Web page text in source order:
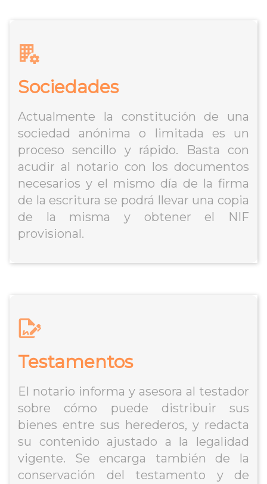
Sociedades
Actualmente la constitución de una
sociedad anónima o limitada es un
proceso sencillo y rápido. Basta con
acudir al notario con los documentos
necesarios y el mismo día de la firma
de la escritura se podrá llevar una copia
de la misma y obtener el NIF
provisional.
Testamentos
El notario informa y asesora al testador
sobre cómo puede distribuir sus
bienes entre sus herederos, y redacta
su contenido ajustado a la legalidad
vigente. Se encarga también de la
conservación del testamento y de